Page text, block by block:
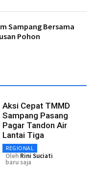
Sampang Bersama
Pohon
Aksi Cepat TMMD
Sampang Pasang
Pagar Tandon Air
Lantai Tiga
REGIONAL
Oleh Rini Suciati
baru saja